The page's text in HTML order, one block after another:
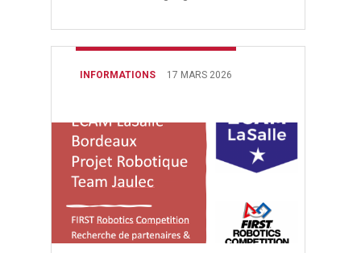
INFORMATIONS 17 MARS 2026